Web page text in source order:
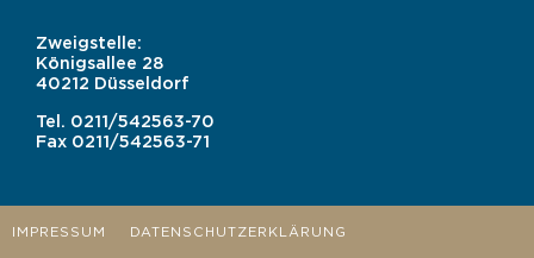
Zweigstelle:
Königsallee 28
40212 Düsseldorf
Tel. 0211/542563-70
Fax 0211/542563-71
IMPRESSUM DATENSCHUTZERKLÄRUNG